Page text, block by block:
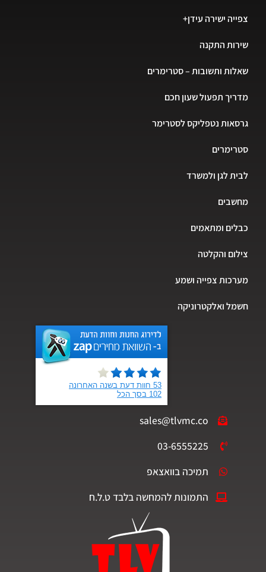
צפייה ישירה עידן+
שירות התקנה
שאלות ותשובות – סטרימרים
מדריך תפעול שעון חכם
גרסאות נטפליקס לסטרימר
סטרימרים
לבית לגן ולמשרד
מחשבים
כבלים ומתאמים
צילום והקלטה
מערכות צפייה ושמע
חשמל ואלקטרוניקה
sales@tlvmc.co
03-6555225
תמיכה בוואצאפ
התמונות להמחשה בלבד ט.ל.ח